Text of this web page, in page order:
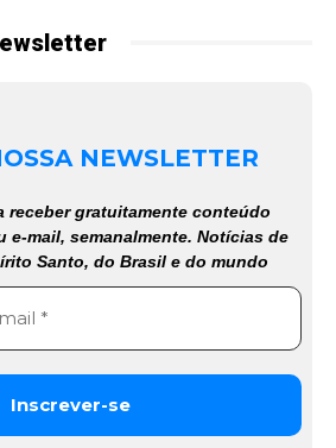
NEWSLETTER
receber gratuitamente conteúdo
e-mail, semanalmente. Notícias de
Santo, do Brasil e do mundo